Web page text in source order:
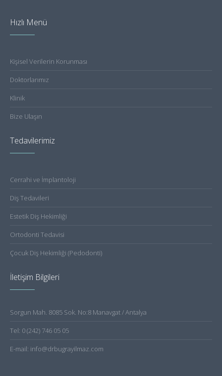
Hızlı Menü
Kişisel Verilerin Korunması
Doktorlarımız
Klinik
Bize Ulaşın
Tedavilerimiz
Cerrahi ve İmplantoloji
Diş Tedavileri
Estetik Diş Hekimliği
Ortodonti Tedavisi
Çocuk Diş Hekimliği (Pedodonti)
İletişim Bilgileri
Sorgun Mah. 8085 Sok. No:8 Manavgat / Antalya
Tel: 0 (242) 746 05 05
E-mail: info@drbugrayilmaz.com